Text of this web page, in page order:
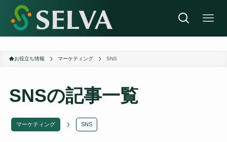
お役立ち情報 マーケティング SNS
SNSの記事一覧
マーケティング SNS